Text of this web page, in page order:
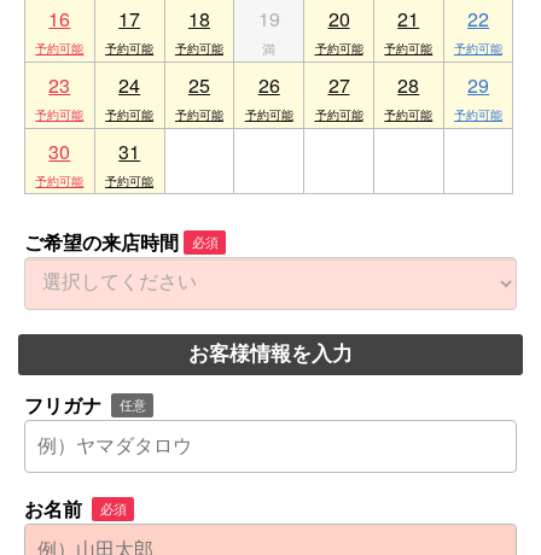
16 17 18 19 20 21 22
23 24 25 26 27 28 29
30 31
ご希望の来店時間 必須
お客様情報を入力
フリガナ 任意
お名前 必須